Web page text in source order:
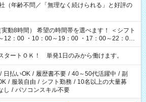
（年齢不問／「無理なく続けられる」と好評の
間帯を選べます！ ＜シフト
12：00 ・10：00～19：00 ・17：00～22：00
00 ・22：00～翌6：00 など
タートＯＫ！ 単発1日のみから働けます。
/ 日払いOK / 履歴書不要 / 40～50代活躍中 / 副
/ 服装自由 / シフト勤務 / 10名以上の大量募
し / パソコンスキル不要